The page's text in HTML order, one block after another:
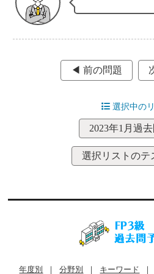
◀︎ 前の問題
選択中の
2023年1月過
選択リストのテ
年度別 ｜ 分野別 ｜ キーワード ｜